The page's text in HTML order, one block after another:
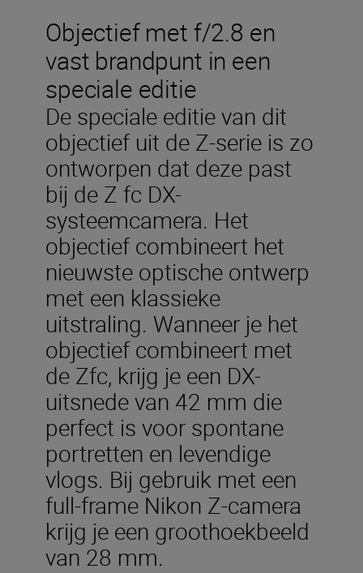
Objectief met f/2.8 en
vast brandpunt in een
speciale editie
De speciale editie van dit
objectief uit de Z-serie is zo
ontworpen dat deze past
bij de Z fc DX-
systeemcamera. Het
objectief combineert het
nieuwste optische ontwerp
met een klassieke
uitstraling. Wanneer je het
objectief combineert met
de Zfc, krijg je een DX-
uitsnede van 42 mm die
perfect is voor spontane
portretten en levendige
vlogs. Bij gebruik met een
full-frame Nikon Z-camera
krijg je een groothoekbeeld
van 28 mm.